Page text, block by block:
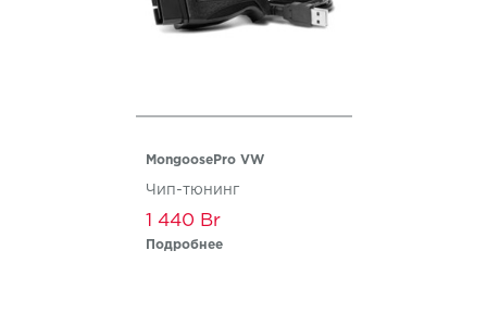
MongoosePro VW
Чип-тюнинг
1 440
Подробнее